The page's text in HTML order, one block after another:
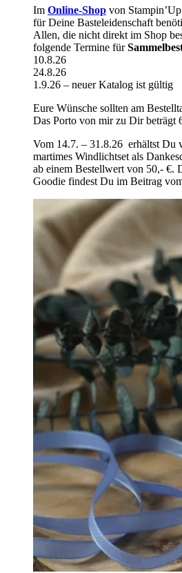
Im Online-Shop von
für Deine Basteleidenschaft
Allen, die nicht direkt im Shop
folgende Termine für
10.8.26
24.8.26
1.9.26 – neuer Katalog ist gültig
Eure Wünsche sollten am
Das Porto von mir zu Dir beträgt
Vom 14.7. – 31.8.26 erhältst Du
martimes Windlichtset als
ab einem Bestellwert von 50,- €.
Goodie findest Du im Beitrag